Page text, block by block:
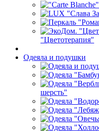
"Цветотерапия"
Одеяла и подушки
шерсть"